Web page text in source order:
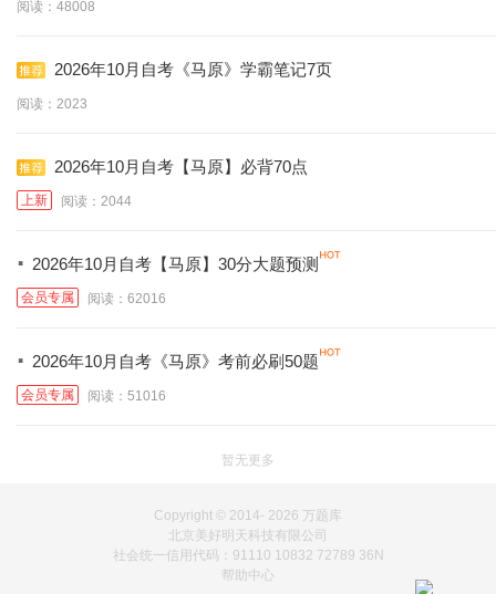
阅读：48008
2026年10月自考《马原》学霸笔记7页
阅读：2023
2026年10月自考【马原】必背70点
上新 阅读：2044
· 2026年10月自考【马原】30分大题预测
会员专属 阅读：62016
· 2026年10月自考《马原》考前必刷50题
会员专属 阅读：51016
暂无更多
Copyright © 2014- 2026 万题库
北京美好明天科技有限公司
社会统一信用代码：91110 10832 72789 36N
帮助中心